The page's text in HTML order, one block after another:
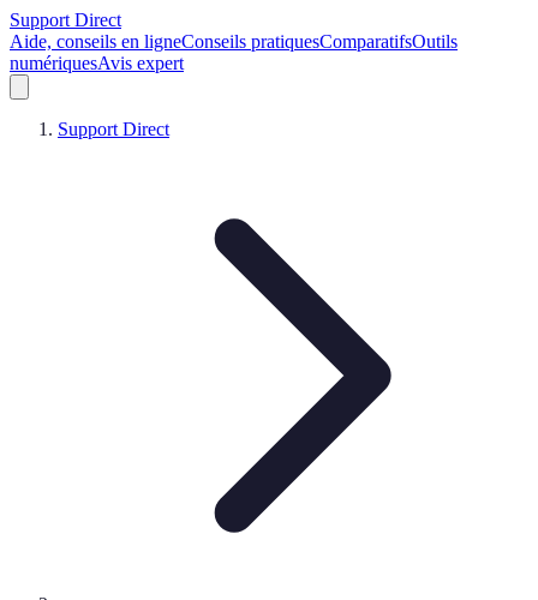
Support Direct
Aide, conseils en ligneConseils pratiquesComparatifsOutils
numériquesAvis expert
Support Direct